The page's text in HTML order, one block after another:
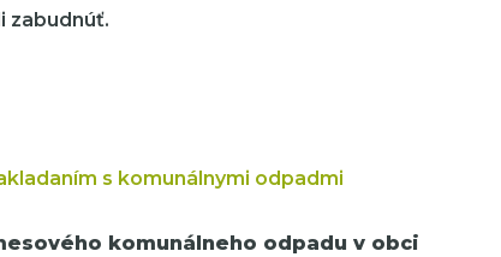
zabudnúť.
s komunálnymi odpadmi
komunálneho odpadu v obci